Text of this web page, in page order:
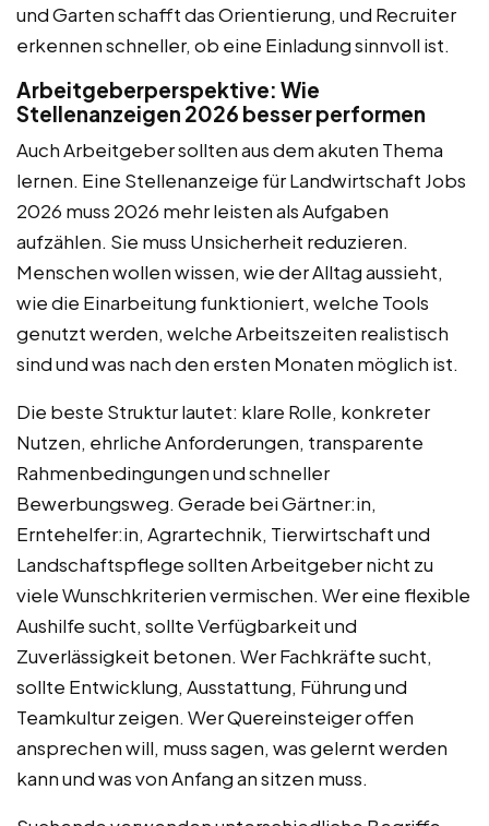
und Garten schafft das Orientierung, und Recruiter
erkennen schneller, ob eine Einladung sinnvoll ist.
Arbeitgeberperspektive: Wie
Stellenanzeigen 2026 besser performen
Auch Arbeitgeber sollten aus dem akuten Thema
lernen. Eine Stellenanzeige für Landwirtschaft Jobs
2026 muss 2026 mehr leisten als Aufgaben
aufzählen. Sie muss Unsicherheit reduzieren.
Menschen wollen wissen, wie der Alltag aussieht,
wie die Einarbeitung funktioniert, welche Tools
genutzt werden, welche Arbeitszeiten realistisch
sind und was nach den ersten Monaten möglich ist.
Die beste Struktur lautet: klare Rolle, konkreter
Nutzen, ehrliche Anforderungen, transparente
Rahmenbedingungen und schneller
Bewerbungsweg. Gerade bei Gärtner:in,
Erntehelfer:in, Agrartechnik, Tierwirtschaft und
Landschaftspflege sollten Arbeitgeber nicht zu
viele Wunschkriterien vermischen. Wer eine flexible
Aushilfe sucht, sollte Verfügbarkeit und
Zuverlässigkeit betonen. Wer Fachkräfte sucht,
sollte Entwicklung, Ausstattung, Führung und
Teamkultur zeigen. Wer Quereinsteiger offen
ansprechen will, muss sagen, was gelernt werden
kann und was von Anfang an sitzen muss.